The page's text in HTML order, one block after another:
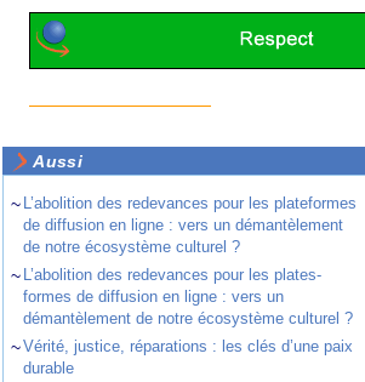
Aussi
~ L’abolition des redevances pour les plateformes
de diffusion en ligne : vers un démantèlement
de notre écosystème culturel ?
~ L’abolition des redevances pour les plates-
formes de diffusion en ligne : vers un
démantèlement de notre écosystème culturel ?
~Vérité, justice, réparations : les clés d’une paix
durable